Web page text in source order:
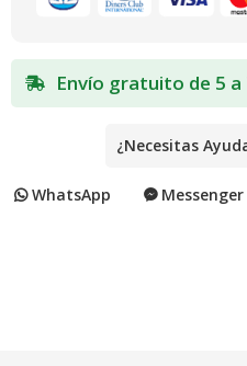
Envío gratuito de 5 a
¿Necesitas
WhatsApp Messenger